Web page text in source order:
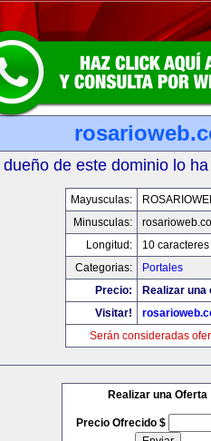
dueño de este dominio lo
Mayusculas:
Minusculas:
Longitud:
10 caracteres
Categorias:
Portales
Precio:
Realizar una
Visitar!
Serán consideradas
Realizar una Oferta
Precio Ofrecido $